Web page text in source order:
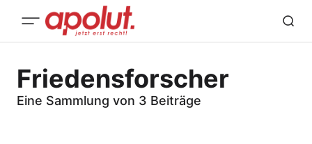
Friedensforscher
Eine Sammlung von 3 Beiträge